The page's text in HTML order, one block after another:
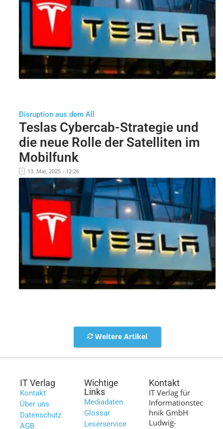
Disruption aus dem All
Teslas Cybercab-Strategie und
die neue Rolle der Satelliten im
Mobilfunk
13. Mai, 2025 - 12:26
Weitere Artikel
IT Verlag
Kontakt
Über uns
Datenschutz
AGB
Wichtige
Links
Mediadaten
Glossar
Leserservice
Kontakt
IT Verlag für
Informationstec
hnik GmbH
Ludwig-